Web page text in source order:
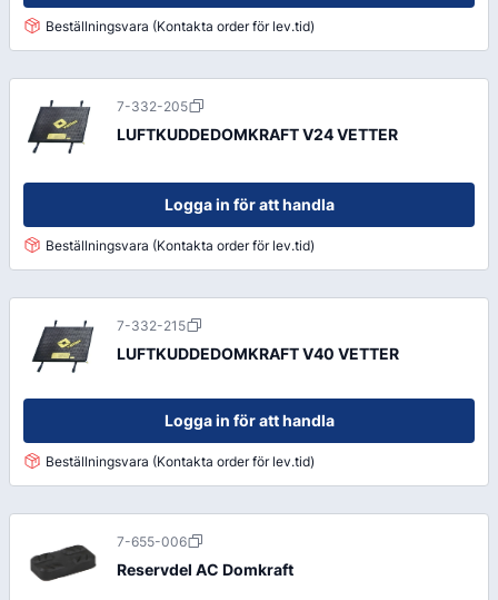
Beställningsvara (Kontakta order för lev.tid)
7-332-205
LUFTKUDDEDOMKRAFT V24 VETTER
Logga in för att handla
Beställningsvara (Kontakta order för lev.tid)
7-332-215
LUFTKUDDEDOMKRAFT V40 VETTER
Logga in för att handla
Beställningsvara (Kontakta order för lev.tid)
7-655-006
Reservdel AC Domkraft